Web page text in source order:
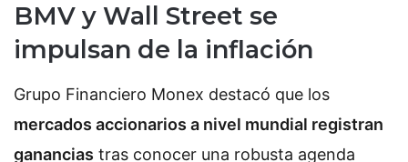
BMV y Wall Street se
impulsan de la inflación
Grupo Financiero Monex destacó que los
mercados accionarios a nivel mundial registran
ganancias tras conocer una robusta agenda